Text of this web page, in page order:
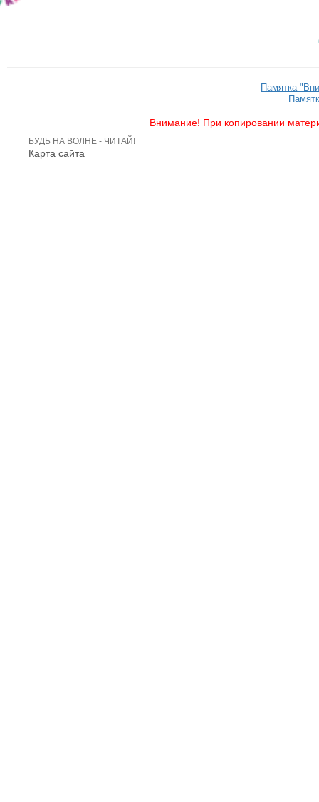
Памятка
Внимание! При копировании
БУДЬ НА ВОЛНЕ - ЧИТАЙ!
Карта сайта